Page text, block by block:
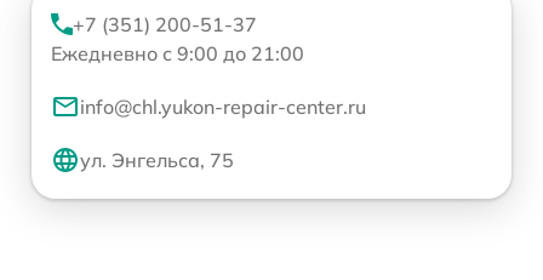
+7 (351) 200-51-37
Ежедневно с 9:00 до 21:00
info@chl.yukon-repair-center.ru
ул. Энгельса, 75